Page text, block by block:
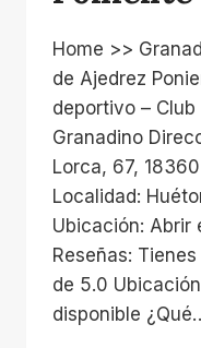
Home >>
de Ajedrez
deportivo –
Granadino
Lorca, 67,
Localidad:
Ubicación:
Reseñas:
de 5.0
disponible